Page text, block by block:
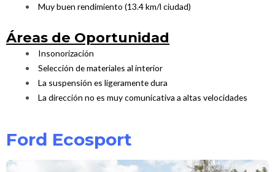
Muy buen rendimiento (13.4 km/l ciudad)
Áreas de Oportunidad
Insonorización
Selección de materiales al interior
La suspensión es ligeramente dura
La dirección no es muy comunicativa a altas velocidades
Ford Ecosport